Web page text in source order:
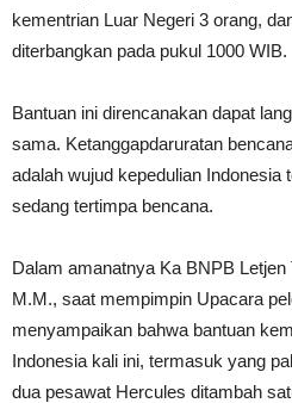
kementrian Luar Negeri 3 orang,
diterbangkan pada pukul 1000 WIB.
Bantuan ini direncanakan dapat
sama. Ketanggapdaruratan
adalah wujud kepedulian Indonesia
sedang tertimpa bencana.
Dalam amanatnya Ka BNPB
M.M., saat mempimpin Upacara
menyampaikan bahwa bantuan
Indonesia kali ini, termasuk yang
dua pesawat Hercules ditambah